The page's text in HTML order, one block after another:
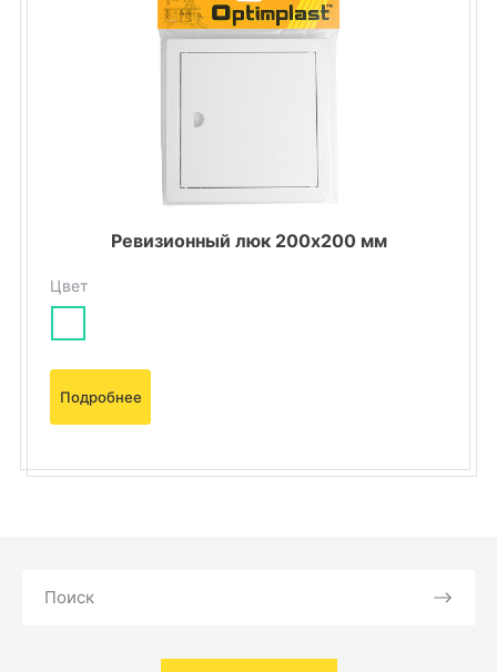
Ревизионный люк 200х200 мм
Цвет
Подробнее